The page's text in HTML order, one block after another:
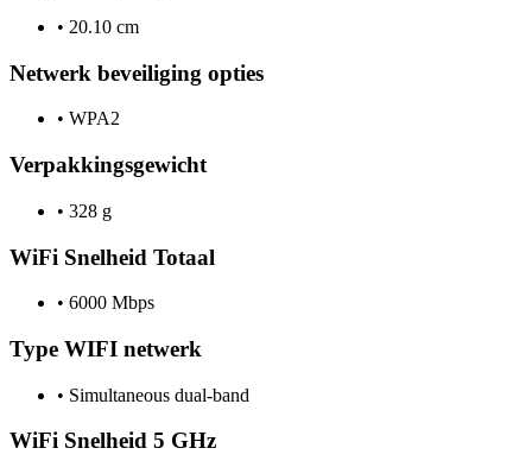
• 20.10 cm
Netwerk beveiliging opties
• WPA2
Verpakkingsgewicht
• 328 g
WiFi Snelheid Totaal
• 6000 Mbps
Type WIFI netwerk
• Simultaneous dual-band
WiFi Snelheid 5 GHz